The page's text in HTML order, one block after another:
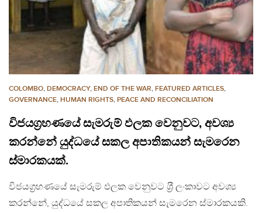
COLOMBO, DEMOCRACY, END OF THE WAR, FEATURED ARTICLES,
GOVERNANCE, HUMAN RIGHTS, PEACE AND RECONCILIATION
විජයග‍්‍රහණයේ සැමරුම් ඵලක වෙනුවට, අවශ්‍ය
කරන්නේ යුද්ධයේ සකල අපාතිකයන් සැමරෙන
ස්මාරකයක්.
විජයග‍්‍රහණයේ සැමරුම් ඵලක වෙනුවට ශ‍්‍රී ලංකාවට අවශ්‍ය
කරන්නේ, යුද්ධයේ සකල අපාතිකයන් සැමරෙන ස්මාරකයකි.